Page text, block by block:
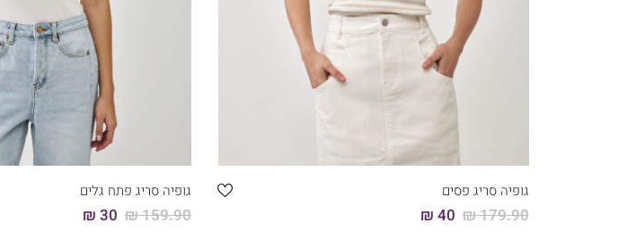
1
קני עכשיו
גופיה סריג פסים
40 ₪ 179.90 ₪
1
3
4
קני עכשיו
גופיה סריג פתח גלים
30 ₪ 159.90 ₪